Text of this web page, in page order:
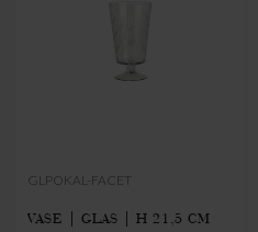
GLPOKAL-FACET
VASE | GLAS | H 21,5 CM